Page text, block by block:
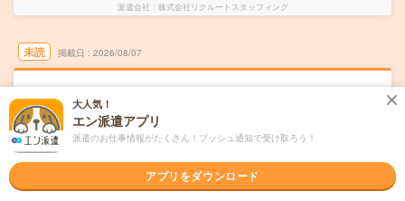
派遣会社 株式会社リクルートスタッフィング
未読 掲載日 2026/08/07
【週2～3日×時短OK】労務経理事務／扶養内
交通費別途支給あり 土日祝日が休み 残業なし WEB登録OK
派遣
大人気！
エン派遣アプリ
派遣のお仕事情報がたくさん！プッシュ通知で受け取ろう！
アプリをダウンロード